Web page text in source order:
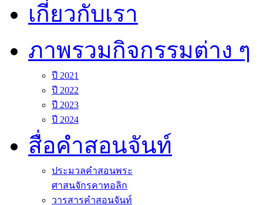
เกี่ยวกับเรา
ภาพรวมกิจกรรมต่าง ๆ
ปี 2021
ปี 2022
ปี 2023
ปี 2024
สื่อคำสอนจันท์
ประมวลคำสอนพระ
ศาสนจักรคาทอลิก
วารสารคำสอนจันท์